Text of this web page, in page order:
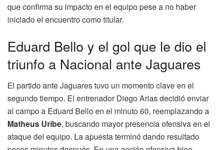
que confirma su impacto en el equipo pese a no haber
iniciado el encuentro como titular.
Eduard Bello y el gol que le dio el
triunfo a Nacional ante Jaguares
El partido ante Jaguares tuvo un momento clave en el
segundo tiempo. El entrenador Diego Arias decidió enviar
al campo a Eduard Bello en el minuto 60, reemplazando a
Matheus Uribe, buscando mayor presencia ofensiva en el
ataque del equipo. La apuesta terminó dando resultado